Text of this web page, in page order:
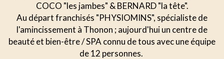
COCO "les jambes" & BERNARD "la tête".
Au départ franchisés "PHYSIOMINS", spécialiste de
l'amincissement à Thonon ; aujourd'hui un centre de
beauté et bien-être / SPA connu de tous avec une équipe
de 12 personnes.